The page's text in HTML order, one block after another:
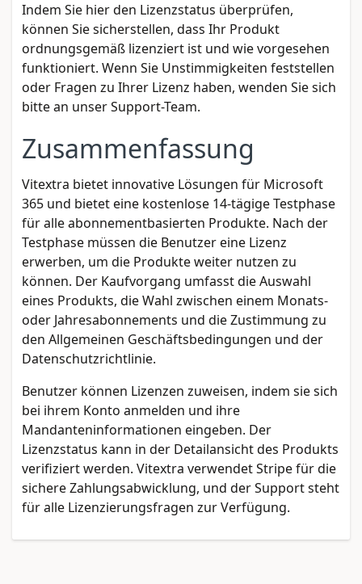
Indem Sie hier den Lizenzstatus überprüfen,
können Sie sicherstellen, dass Ihr Produkt
ordnungsgemäß lizenziert ist und wie vorgesehen
funktioniert. Wenn Sie Unstimmigkeiten feststellen
oder Fragen zu Ihrer Lizenz haben, wenden Sie sich
bitte an unser Support-Team.
Zusammenfassung
Vitextra bietet innovative Lösungen für Microsoft
365 und bietet eine kostenlose 14-tägige Testphase
für alle abonnementbasierten Produkte. Nach der
Testphase müssen die Benutzer eine Lizenz
erwerben, um die Produkte weiter nutzen zu
können. Der Kaufvorgang umfasst die Auswahl
eines Produkts, die Wahl zwischen einem Monats-
oder Jahresabonnements und die Zustimmung zu
den Allgemeinen Geschäftsbedingungen und der
Datenschutzrichtlinie.
Benutzer können Lizenzen zuweisen, indem sie sich
bei ihrem Konto anmelden und ihre
Mandanteninformationen eingeben. Der
Lizenzstatus kann in der Detailansicht des Produkts
verifiziert werden. Vitextra verwendet Stripe für die
sichere Zahlungsabwicklung, und der Support steht
für alle Lizenzierungsfragen zur Verfügung.